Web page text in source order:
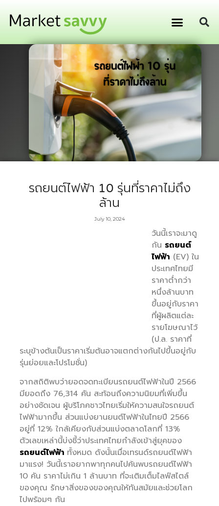
รถยนต์ไฟฟ้า 10 รุ่นที่ราคาไม่ถึง
ล้าน
July 10, 2024
วันนี้เราจะมาดู
กัน รถยนต์
ไฟฟ้า (EV) ใน
ประเทศไทยมี
ราคาต่ำกว่า
หนึ่งล้านบาท
ขึ้นอยู่กับราคา
ที่ผู้ผลิตแต่ละ
รายโฆษณาไว้
(ป.ล. ราคาที่
ระบุข้างต้นเป็นราคาเริ่มต้นอาจแตกต่างกันไปขึ้นอยู่กับ
รุ่นย่อยและโปรโมชั่น)
จากสถิติพบว่ายอดจดทะเบียนรถยนต์ไฟฟ้าในปี 2566
มียอดถึง 76,314 คัน สะท้อนถึงความนิยมที่เพิ่มขึ้น
อย่างชัดเจน ผู้บริโภคชาวไทยเริ่มให้ความสนใจรถยนต์
ไฟฟ้ามากขึ้น ส่วนแบ่งยานยนต์ไฟฟ้าในไทยปี 2566
อยู่ที่ 12% ใกล้เคียงกับส่วนแบ่งตลาดโลกที่ 13%
ตัวเลขเหล่านี้บ่งชี้ว่าประเทศไทยกำลังเข้าสู่ยุคของ
รถยนต์ไฟฟ้า ทั้งหมด ดังนั้นเมื่อเทรนด์รถยนต์ไฟฟ้า
มาแรง! วันนี้เราอยากพาทุกคนไปค้นพบรถยนต์ไฟฟ้า
10 คัน ราคาไม่เกิน 1 ล้านบาท ที่จะเติมเต็มไลฟ์สไตล์
ของคุณ รักษาสิ่งของของคุณให้ทันสมัยและช่วยโลก
ไปพร้อมๆ กัน